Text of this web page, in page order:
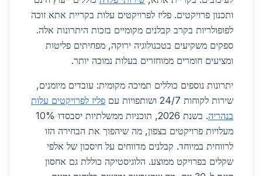
ותכנון פרויקטים. פליז לפרויקטים עלות בקריית אתא זוכה
לפופולריות בקרב קבלנים מקומיים בזכות היתרונות אלה.
ספקים משקיעים בטכנולוגיה ירוקה, מפחיתים פליטות
ומציעים חומרים ממוחזרים בעלות נמוכה יותר.
יתרונות נוספים כוללים תמיכה מקומית: עובדים מיומנים,
שירות לקוחות 24/7 ושותפויות עם
פליז לפרויקטים עלות
בנהריה
. בשנת 2026, תוכניות ממשלתיות יסבסדו 10%
מעלויות פרויקטים בצפון, מה שיהפוך את הבחירה הזו
לרווחית במיוחד. קבלנים מדווחים על חיסכון של אלפי
שקלים בפרויקט ממוצע. הלוגיסטיקה כוללת גם אחסון